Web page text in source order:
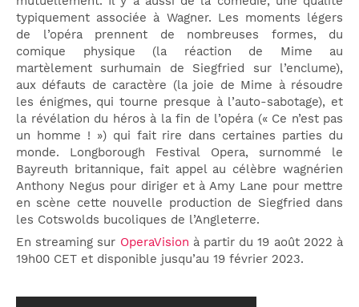
typiquement associée à Wagner. Les moments légers
de l’opéra prennent de nombreuses formes, du
comique physique (la réaction de Mime au
martèlement surhumain de Siegfried sur l’enclume),
aux défauts de caractère (la joie de Mime à résoudre
les énigmes, qui tourne presque à l’auto-sabotage), et
la révélation du héros à la fin de l’opéra (« Ce n’est pas
un homme ! ») qui fait rire dans certaines parties du
monde. Longborough Festival Opera, surnommé le
Bayreuth britannique, fait appel au célèbre wagnérien
Anthony Negus pour diriger et à Amy Lane pour mettre
en scène cette nouvelle production de Siegfried dans
les Cotswolds bucoliques de l’Angleterre.
En streaming sur OperaVision à partir du 19 août 2022 à
19h00 CET et disponible jusqu’au 19 février 2023.